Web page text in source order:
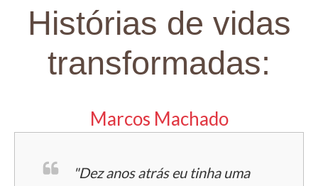
Histórias de vidas
transformadas:
Marcos Machado
"Dez anos atrás eu tinha uma